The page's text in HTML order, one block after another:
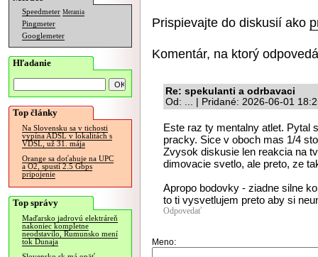
Speedmeter Merania
Pingmeter
Googlemeter
Hľadanie
Top články
Na Slovensku sa v tichosti
vypína ADSL v lokalitách s
VDSL, už 31. mája
Orange sa doťahuje na UPC
a O2, spustí 2.5 Gbps
pripojenie
Top správy
Maďarsko jadrovú elektráreň
nakoniec kompletne
neodstavilo, Rumunsko mení
tok Dunaja
Prispievajte do diskusií ako
Komentár, na ktorý
Re: spekulanti a odrbavaci
Od: ... | Pridané: 2026-06-01
Este raz ty mentalny atlet. Pytal
pracky. Sice v oboch mas 1/4
Zvysok diskusie len reakcia na
dimovacie svetlo, ale preto, ze
Apropo bodovky - ziadne silne
to ti vysvetlujem preto aby si
Odpovedať
Meno: